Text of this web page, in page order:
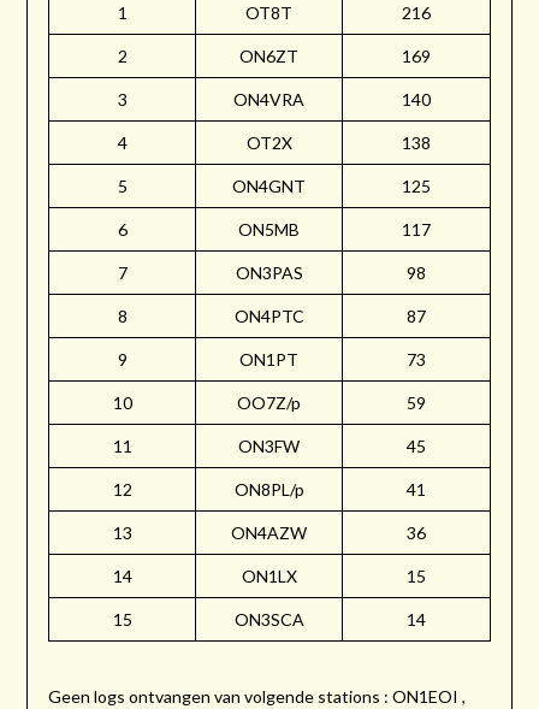
1 OT8T 216
2 ON6ZT 169
3 ON4VRA 140
4 OT2X 138
5 ON4GNT 125
6 ON5MB 117
7 ON3PAS 98
8 ON4PTC 87
9 ON1PT 73
10 OO7Z/p 59
11 ON3FW 45
12 ON8PL/p 41
13 ON4AZW 36
14 ON1LX 15
15 ON3SCA 14
Geen logs ontvangen van volgende stations : ON1EOI ,